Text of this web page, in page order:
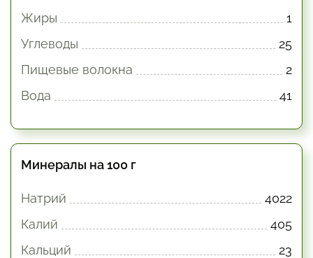
Жиры
1
Углеводы
25
Пищевые волокна
2
Вода
41
Минералы на 100 г
Натрий
4022
Калий
405
Кальций
23